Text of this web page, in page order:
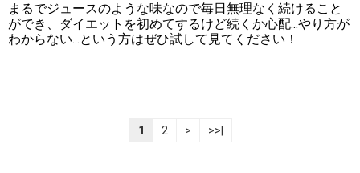
まるでジュースのような味なので毎日無理なく続けること
ができ、ダイエットを初めてするけど続くか心配...やり方が
わからない...という方はぜひ試して見てください！
1 2 > >>|